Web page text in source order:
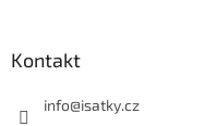
Kontakt
info@isatky.cz